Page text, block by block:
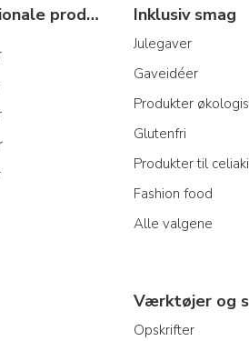
Typiske italienske regionale produkter Inklusiv smag
Julegaver
Gaveidéer
Produkter
Glutenfri
Produkter til
Fashion food
Alle valgene
Værktøjer og
Opskrifter